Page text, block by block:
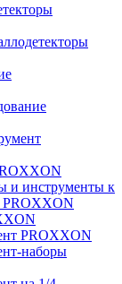
и инструменты к
PROXXON
PROXXON
наборы